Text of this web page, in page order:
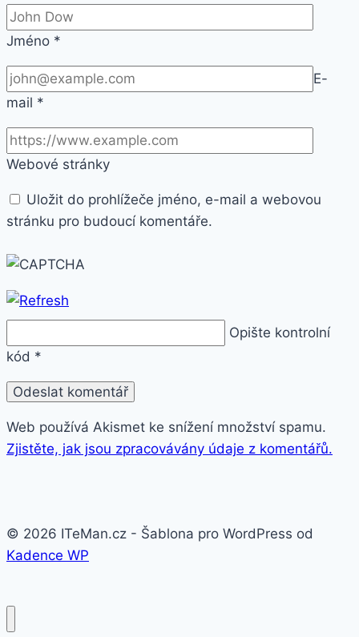
Jméno *
E-
mail *
Webové stránky
Uložit do prohlížeče jméno, e-mail a webovou
stránku pro budoucí komentáře.
Opište kontrolní
kód *
Web používá Akismet ke snížení množství spamu.
Zjistěte, jak jsou zpracovávány údaje z komentářů.
© 2026 ITeMan.cz - Šablona pro WordPress od
Kadence WP